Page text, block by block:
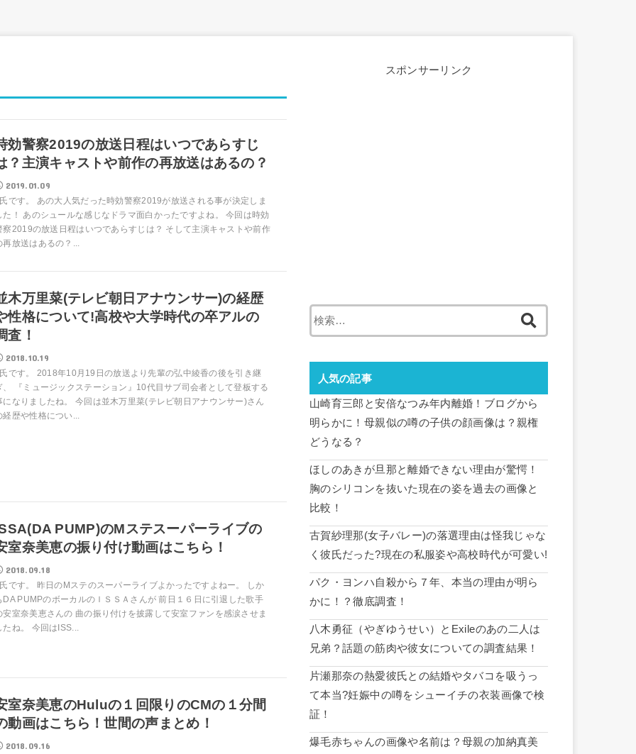
効警察2019の放送日程はいつであらすじ
？主演キャストや前作の再放送はあるの？
2019.01.09
です。 あの大人気だった時効警察2019が放送される事が決定しま
た！ あのシュールな感じなドラマ面白かったですよね。 今回は時効
察2019の放送日程はいつであらすじは？ そして主演キャストや前作
再放送はあるの？...
木万里菜(テレビ朝日アナウンサー)の経歴
性格について!高校や大学時代の卒アルの
査！
2018.10.19
です。 2018年10月19日の放送より先輩の弘中綾香の後を引き継
、 『ミュージックステーション』10代目サブ司会者として登板する
になりましたね。 今回は並木万里菜(テレビ朝日アナウンサー)さん
経歴や性格につい...
PUMP)のMステスーパーライブの
室奈美恵の振り付け動画はこちら！
2018.09.18
です。 昨日のMステのスーパーライブよかったですよねー。 しか
DA PUMPのボーカルのＩＳＳＡさんが 前日１６日に引退した歌手
安室奈美恵さんの 曲の振り付けを披露して安室ファンを感涙させま
たね。 今回はISS...
室奈美恵のHuluの１回限りのCMの１分間
動画はこちら！世間の声まとめ！
2018.09.16
スポンサーリンク
索:
人気の記事
山崎育三郎と安倍なつみ年内離婚！ブログから
明らかに！母親似の噂の子供の顔画像は？親権
どうなる？
ほしのあきが旦那と離婚できない理由が驚愕！
胸のシリコンを抜いた現在の姿を過去の画像と
比較！
古賀紗理那(女子バレー)の落選理由は怪我じゃな
く彼氏だった?現在の私服姿や高校時代が可愛い!
パク・ヨンハ自殺から７年、本当の理由が明ら
かに！？徹底調査！
八木勇征（やぎゆうせい）とExileのあの二人は
兄弟？話題の筋肉や彼女についての調査結果！
片瀬那奈の熱愛彼氏との結婚やタバコを吸うっ
て本当?妊娠中の噂をシューイチの衣装画像で検
証！
爆毛赤ちゃんの画像や名前は？母親の加納真美